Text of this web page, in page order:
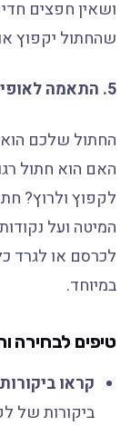
ושאין חפצים
שהחתול יקפוץ
5. התאמה לאופי החתול:
החתול שלכם הוא
האם הוא חתול
לקפוץ ולרוץ?
המיטה ועל
לכרסם או לגרד
במיוחד.
טיפים לבחירה
קראו ביקורות:
ביקורות של